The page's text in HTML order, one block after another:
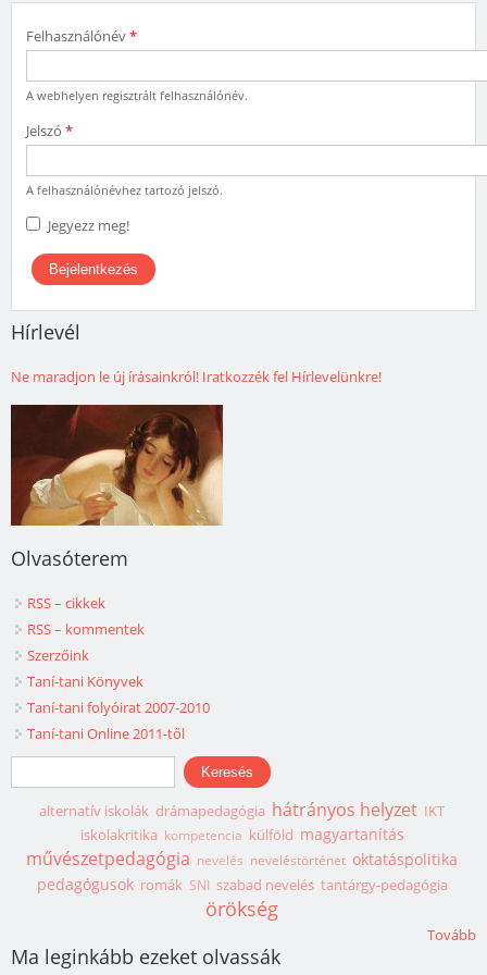
Felhasználónév*
A webhelyen regisztrált felhasználónév.
Jelszó *
A felhasználónévhez tartozó jelszó.
Jegyezz meg!
Hírlevél
Ne maradjon le új írásainkról! Iratkozzék fel Hírlevelünkre!
Olvasóterem
RSS – cikkek
RSS – kommentek
Szerzőink
Taní-tani Könyvek
Taní-tani folyóirat 2007-2010
Taní-tani Online 2011-től
Keresés űrlap
Keresés
alternatív iskolák drámapedagógia hátrányos helyzet IKT
iskolakritika kompetencia külföld magyartanítás
művészetpedagógia nevelés neveléstörténet oktatáspolitika
pedagógusok romák SNI szabad nevelés tantárgy-pedagógia
örökség
Tovább
Ma leginkább ezeket olvassák